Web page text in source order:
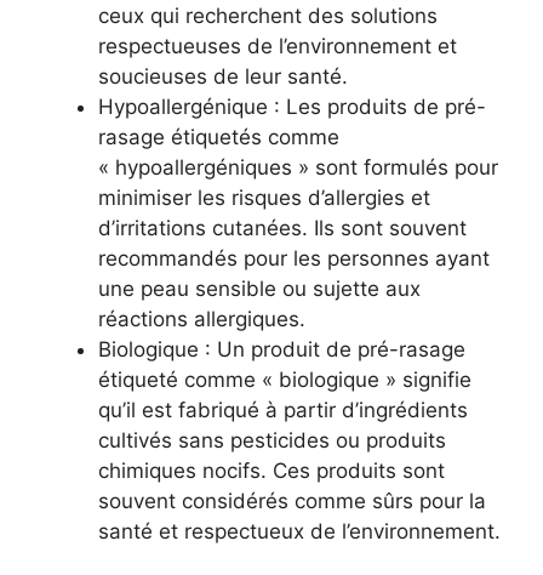
ceux qui recherchent des solutions
respectueuses de l’environnement et
soucieuses de leur santé.
Hypoallergénique : Les produits de pré-
rasage étiquetés comme
« hypoallergéniques » sont formulés pour
minimiser les risques d’allergies et
d’irritations cutanées. Ils sont souvent
recommandés pour les personnes ayant
une peau sensible ou sujette aux
réactions allergiques.
Biologique : Un produit de pré-rasage
étiqueté comme « biologique » signifie
qu’il est fabriqué à partir d’ingrédients
cultivés sans pesticides ou produits
chimiques nocifs. Ces produits sont
souvent considérés comme sûrs pour la
santé et respectueux de l’environnement.